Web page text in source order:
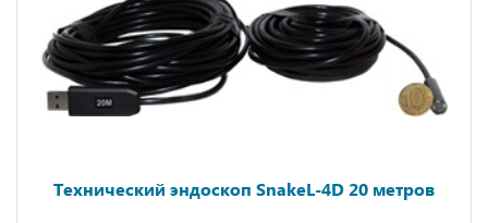
Технический эндоскоп SnakeL-4D 20 метров